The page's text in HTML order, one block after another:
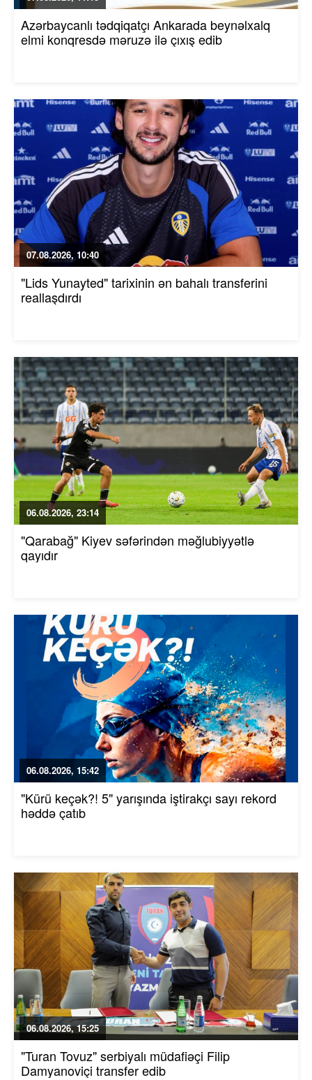
Azərbaycanlı tədqiqatçı Ankarada beynəlxalq
elmi konqresdə məruzə ilə çıxış edib
07.08.2026, 10:40
"Lids Yunayted" tarixinin ən bahalı transferini
reallaşdırdı
06.08.2026, 23:14
"Qarabağ" Kiyev səfərindən məğlubiyyətlə
qayıdır
06.08.2026, 15:42
"Kürü keçək?! 5" yarışında iştirakçı sayı rekord
həddə çatıb
06.08.2026, 15:25
"Turan Tovuz" serbiyalı müdafiəçi Filip
Damyanoviçi transfer edib